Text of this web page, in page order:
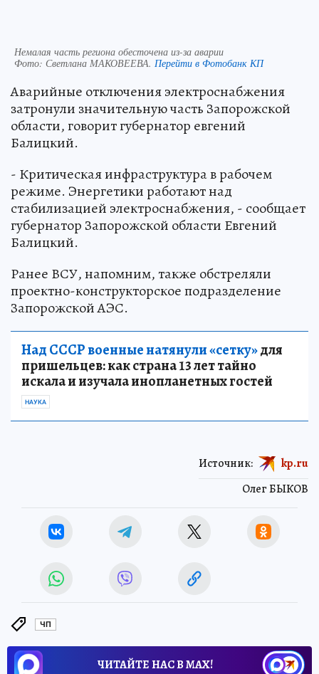
Немалая часть региона обесточена из-за аварии
Фото: Светлана МАКОВЕЕВА. Перейти в Фотобанк КП
Аварийные отключения электроснабжения
затронули значительную часть Запорожской
области, говорит губернатор евгений
Балицкий.
- Критическая инфраструктура в рабочем
режиме. Энергетики работают над
стабилизацией электроснабжения, - сообщает
губернатор Запорожской области Евгений
Балицкий.
Ранее ВСУ, напомним, также обстреляли
проектно-конструкторское подразделение
Запорожской АЭС.
Над СССР военные натянули «сетку»для
пришельцев: как страна 13 лет тайно
искала и изучала инопланетных гостей
НАУКА
Олег БЫКОВ
Источник: kp.ru
ЧП
ЧИТАЙТЕ НАС В МАХ!